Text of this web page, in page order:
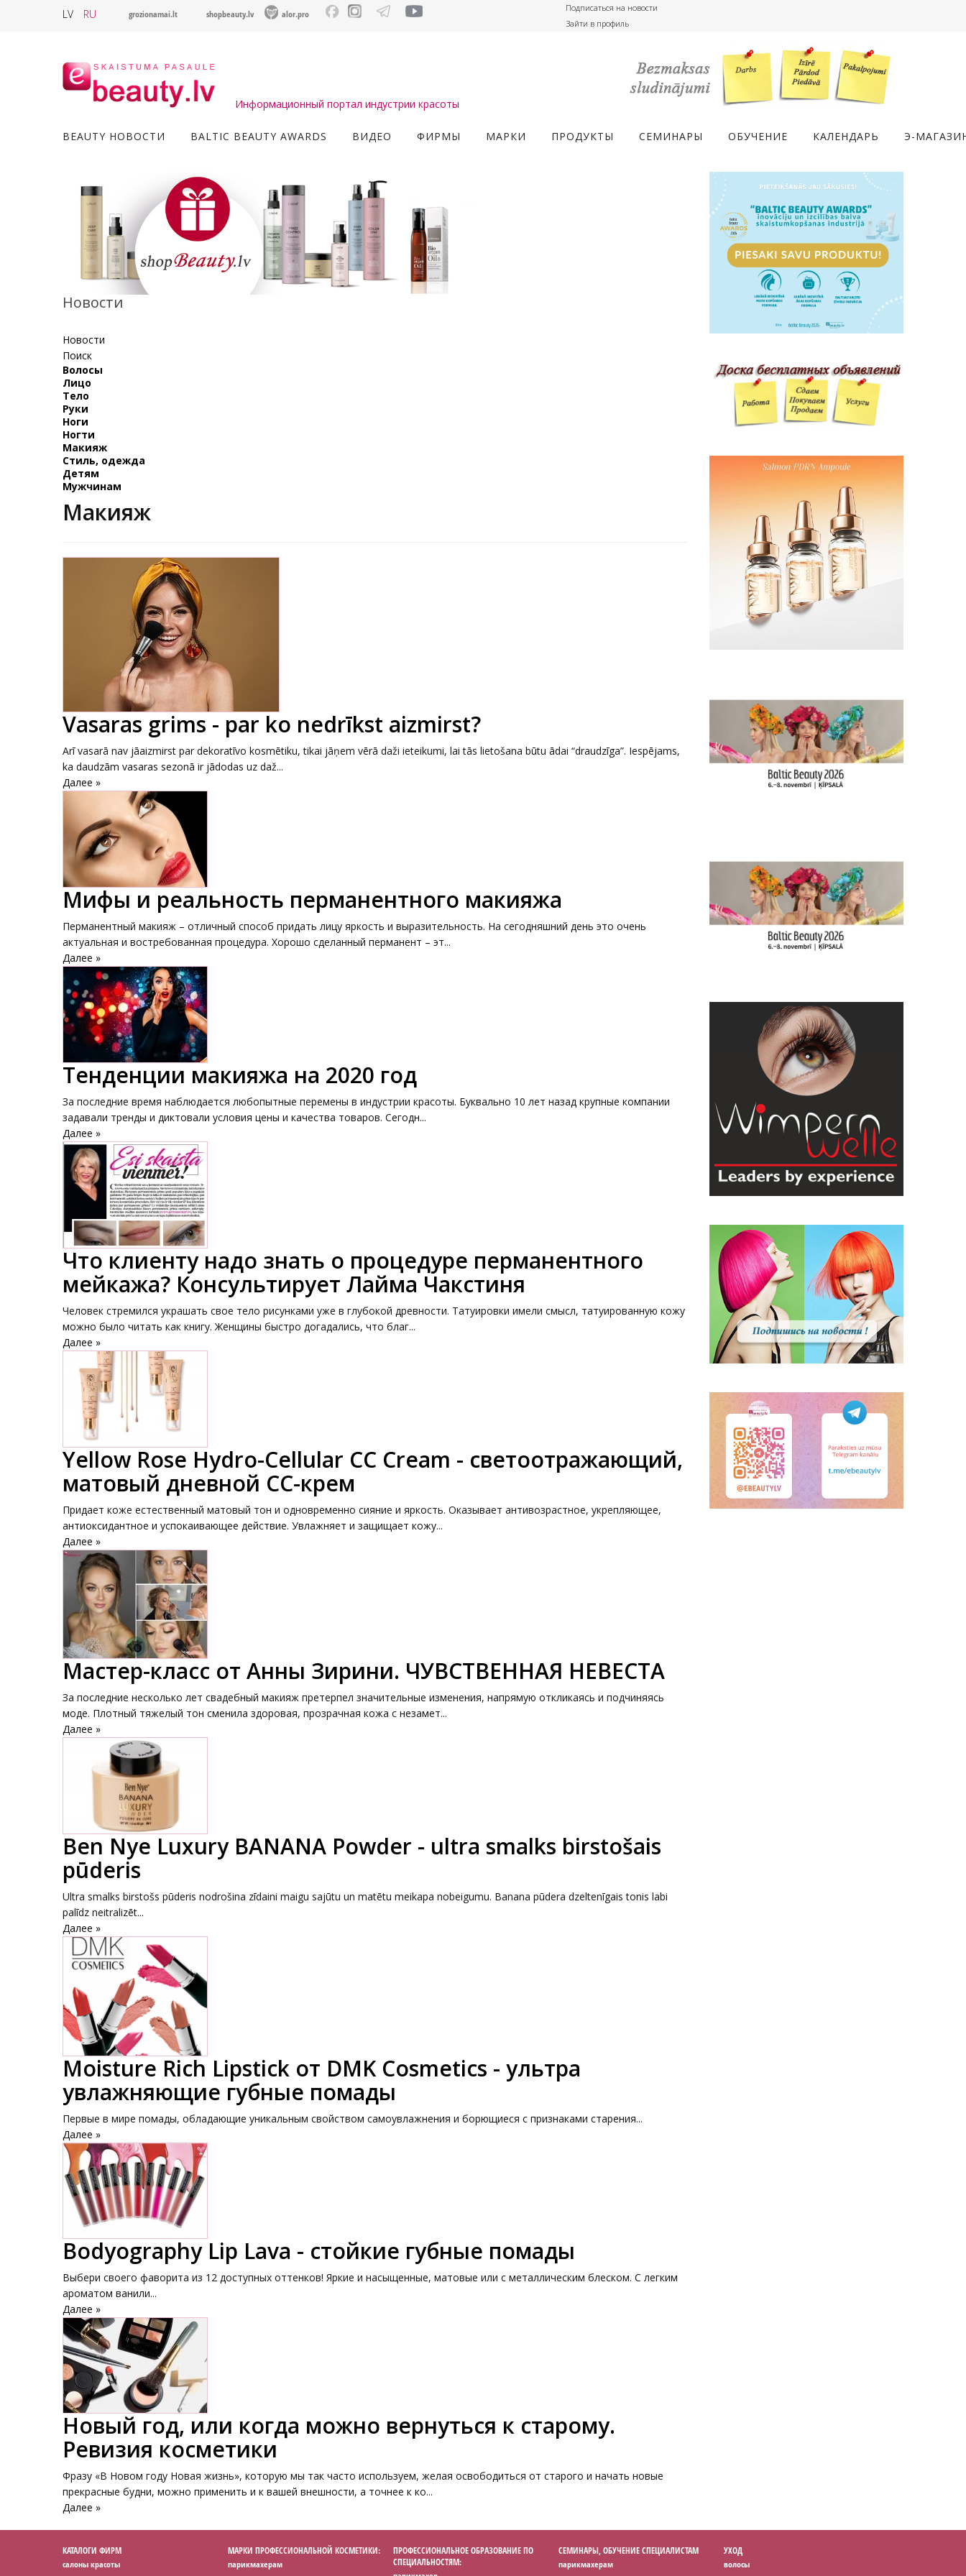
LV RU grozionamai.lt shopbeauty.lv alor.pro
Подписаться на новости
Зайти в профиль
Информационный портал индустрии красоты
BEAUTY НОВОСТИ BALTIC BEAUTY AWARDS ВИДЕО ФИРМЫ МАРКИ ПРОДУКТЫ СЕМИНАРЫ ОБУЧЕНИЕ КАЛЕНДАРЬ Э-
Новости
Новости
Поиск
Волосы
Лицо
Тело
Руки
Ноги
Ногти
Макияж
Стиль, одежда
Детям
Мужчинам
Макияж
Vasaras grims - par ko nedrīkst aizmirst?
Arī vasarā nav jāaizmirst par dekoratīvo kosmētiku, tikai jāņem vērā daži ieteikumi, lai tās lietošana būtu ādai “draudzīga”. Iespējams,
ka daudzām vasaras sezonā ir jādodas uz daž...
Далее »
Мифы и реальность перманентного макияжа
Перманентный макияж – отличный способ придать лицу яркость и выразительность. На сегодняшний день это очень
актуальная и востребованная процедура. Хорошо сделанный перманент – эт...
Далее »
Тенденции макияжа на 2020 год
За последние время наблюдается любопытные перемены в индустрии красоты. Буквально 10 лет назад крупные компании
задавали тренды и диктовали условия цены и качества товаров. Сегодн...
Далее »
Что клиенту надо знать о процедуре перманентного
мейкажа? Консультирует Лайма Чакстиня
Человек стремился украшать свое тело рисунками уже в глубокой древности. Татуировки имели смысл, татуированную кожу
можно было читать как книгу. Женщины быстро догадались, что благ...
Далее »
Yellow Rose Hydro-Cellular CC Cream - светоотражающий,
матовый дневной СС-крем
Придает коже естественный матовый тон и одновременно сияние и яркость. Оказывает антивозрастное, укрепляющее,
антиоксидантное и успокаивающее действие. Увлажняет и защищает кожу...
Далее »
Мастер-класс от Анны Зирини. ЧУВСТВЕННАЯ НЕВЕСТА
За последние несколько лет свадебный макияж претерпел значительные изменения, напрямую откликаясь и подчиняясь
моде. Плотный тяжелый тон сменила здоровая, прозрачная кожа с незамет...
Далее »
Ben Nye Luxury BANANA Powder - ultra smalks birstošais
pūderis
Ultra smalks birstošs pūderis nodrošina zīdaini maigu sajūtu un matētu meikapa nobeigumu. Banana pūdera dzeltenīgais tonis labi
palīdz neitralizēt...
Далее »
Moisture Rich Lipstick от DMK Cosmetics - ультра
увлажняющие губные помады
Первые в мире помады, обладающие уникальным свойством самоувлажнения и борющиеся с признаками старения...
Далее »
Bodyography Lip Lava - стойкие губные помады
Выбери своего фаворита из 12 доступных оттенков! Яркие и насыщенные, матовые или с металлическим блеском. С легким
ароматом ванили...
Далее »
Новый год, или когда можно вернуться к старому.
Ревизия косметики
Фразу «В Новом году Новая жизнь», которую мы так часто используем, желая освободиться от старого и начать новые
прекрасные будни, можно применить и к вашей внешности, а точнее к ко...
Далее »
КАТАЛОГИ ФИРМ
салоны красоты
МАРКИ ПРОФЕССИОНАЛЬНОЙ КОСМЕТИКИ:
парикмахерам
ПРОФЕССИОНАЛЬНОЕ ОБРАЗОВАНИЕ ПО
СПЕЦИАЛЬНОСТЯМ:
СЕМИНАРЫ, ОБУЧЕНИЕ СПЕЦИАЛИСТАМ
парикмахерам
УХОД
волосы